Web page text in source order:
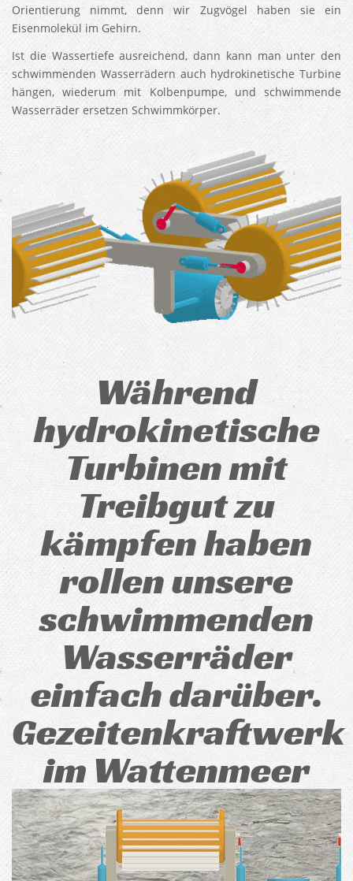
Orientierung nimmt, denn wir Zugvögel haben sie ein
Eisenmolekül im Gehirn.
Ist die Wassertiefe ausreichend, dann kann man unter den
schwimmenden Wasserrädern auch hydrokinetische Turbine
hängen, wiederum mit Kolbenpumpe, und schwimmende
Wasserräder ersetzen Schwimmkörper.
Während
hydrokinetische
Turbinen mit
Treibgut zu
kämpfen haben
rollen unsere
schwimmenden
Wasserräder
einfach darüber.
Gezeitenkraftwerk
im Wattenmeer